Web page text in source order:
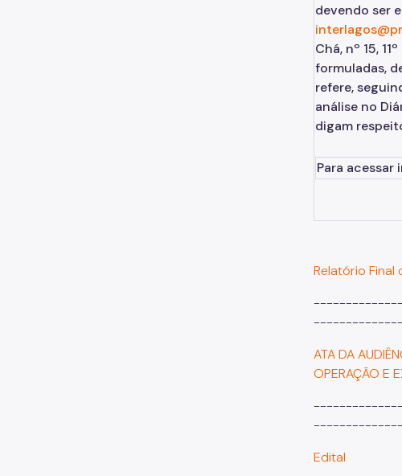
devendo ser
Chá, nº 15,
formuladas,
refere,
análise no
digam
Para
Relatório Final
ATA DA
OPERAÇÃO E
Edital